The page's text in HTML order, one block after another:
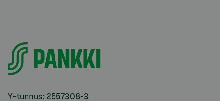
Y-tunnus: 2557308-3